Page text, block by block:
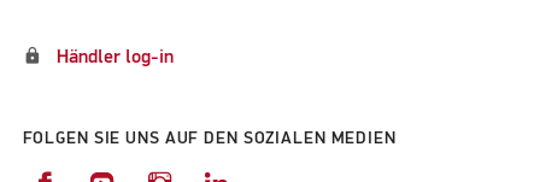
lock Händler log-in
FOLGEN SIE UNS AUF DEN SOZIALEN MEDIEN